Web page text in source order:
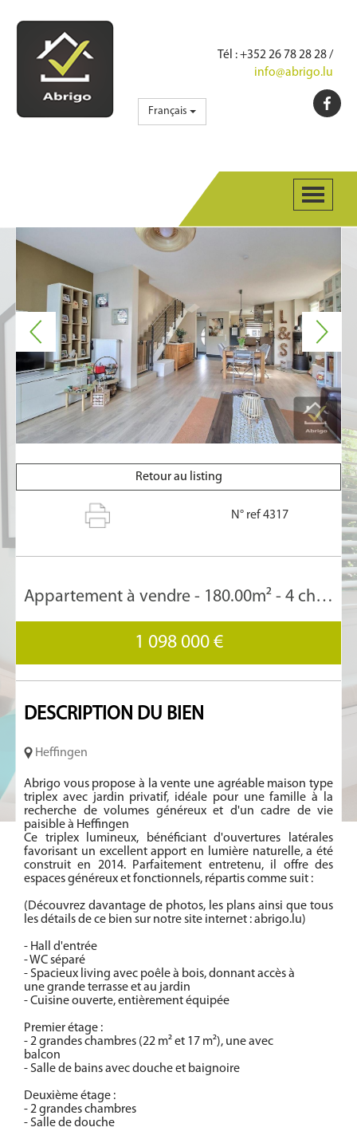
Tél : +352 26 78 28 28 /
info@abrigo.lu
Français
Retour au listing
N° ref 4317
Appartement à vendre - 180.00m² - 4 chambre(s)
1 098 000 €
DESCRIPTION DU BIEN
Heffingen
Abrigo vous propose à la vente une agréable maison type
triplex avec jardin privatif, idéale pour une famille à la
recherche de volumes généreux et d'un cadre de vie
paisible à Heffingen
Ce triplex lumineux, bénéficiant d'ouvertures latérales
favorisant un excellent apport en lumière naturelle, a été
construit en 2014. Parfaitement entretenu, il offre des
espaces généreux et fonctionnels, répartis comme suit :
(Découvrez davantage de photos, les plans ainsi que tous
les détails de ce bien sur notre site internet : abrigo.lu)
- Hall d'entrée
- WC séparé
- Spacieux living avec poêle à bois, donnant accès à
une grande terrasse et au jardin
- Cuisine ouverte, entièrement équipée
Premier étage :
- 2 grandes chambres (22 m² et 17 m²), une avec
balcon
- Salle de bains avec douche et baignoire
Deuxième étage :
- 2 grandes chambres
- Salle de douche